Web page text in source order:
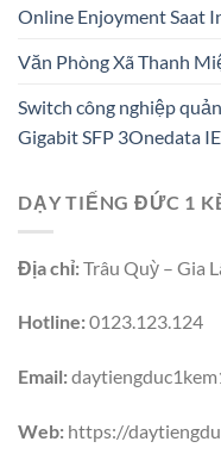
Online Enjoyment Saat
Văn Phòng Xã Thanh
Switch công nghiệp
Gigabit SFP 3Onedata
DẠY TIẾNG ĐỨC 1
Địa chỉ:Trâu Quỳ – Gia
Hotline:0123.123.124
Email:
Web: https://